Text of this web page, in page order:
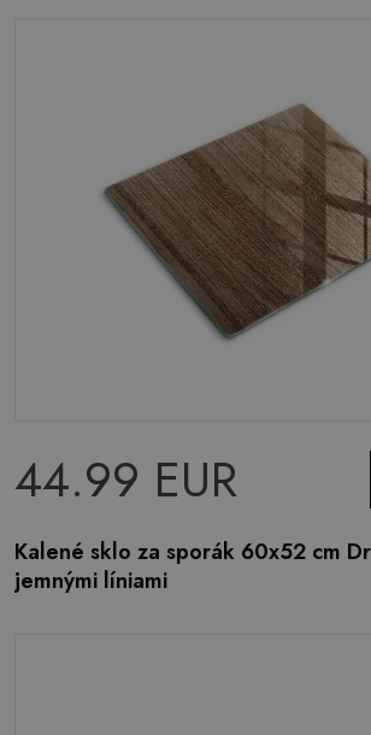
44.99 EUR
Kalené sklo za sporák 60x52 cm
jemnými líniami